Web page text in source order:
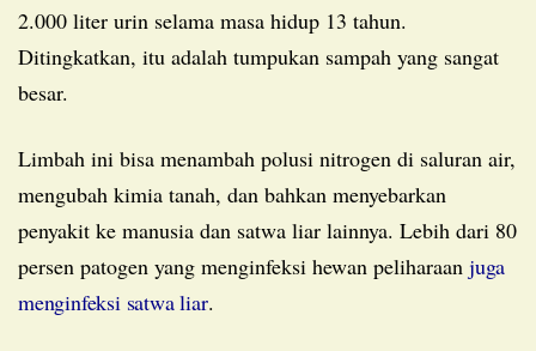
2.000 liter urin selama masa hidup 13 tahun.
Ditingkatkan, itu adalah tumpukan sampah yang sangat
besar.
Limbah ini bisa menambah polusi nitrogen di saluran air,
mengubah kimia tanah, dan bahkan menyebarkan
penyakit ke manusia dan satwa liar lainnya. Lebih dari 80
persen patogen yang menginfeksi hewan peliharaan juga
menginfeksi satwa liar.